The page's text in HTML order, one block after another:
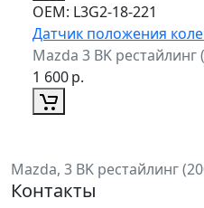
ОЕМ: L3G2-18-221
Датчик положения
Mazda 3 BK
1 600р.
Mazda, 3 BK рестайлинг
Контакты